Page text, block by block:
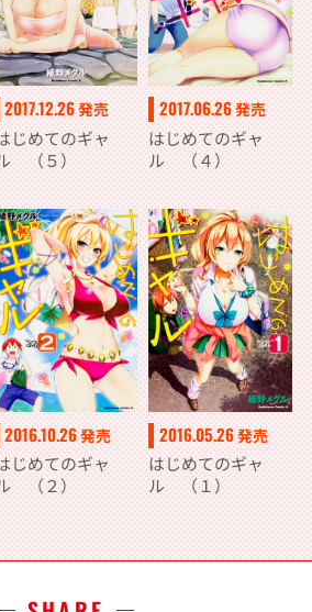
2017.12.26発売
じめてのギャ
（５）
2017.06.26発売
はじめてのギャ
ル （４）
2016.10.26発売
じめてのギャ
（２）
2016.05.26発売
はじめてのギャ
ル （１）